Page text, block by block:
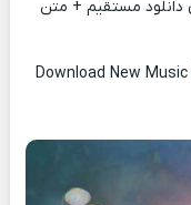
مستقیم + متن
Download New Music